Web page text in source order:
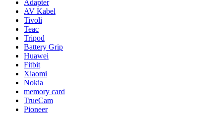
Adapter
AV Kabel
Tivoli
Teac
Tripod
Battery Grip
Huawei
Fitbit
Xiaomi
Nokia
memory card
TrueCam
Pioneer